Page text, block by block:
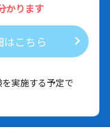
かります
こちら
実施する予定で